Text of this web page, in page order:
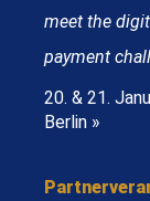
meet the
payment
20. & 21.
Berlin »